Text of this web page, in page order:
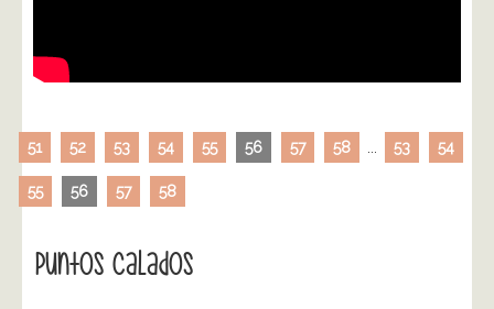
51 52 53 54 55 56 57 58 53 54
55 56 57 58
Puntos Calados